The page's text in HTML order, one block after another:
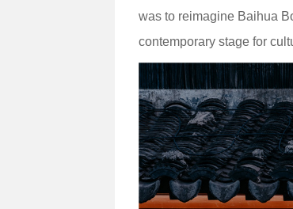
was to reimagine Baihua
contemporary stage for